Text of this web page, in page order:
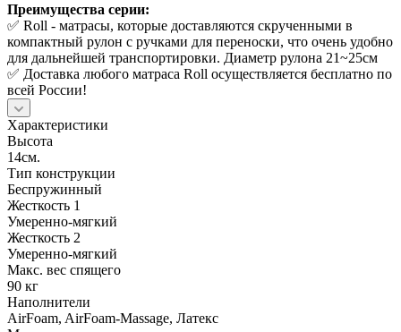
Преимущества серии:
✅ Roll - матрасы, которые доставляются скрученными в
компактный рулон с ручками для переноски, что очень удобно
для дальнейшей транспортировки. Диаметр рулона 21~25см
✅ Доставка любого матраса Roll осуществляется бесплатно по
всей России!
Характеристики
Высота
14см.
Тип конструкции
Беспружинный
Жесткость 1
Умеренно-мягкий
Жесткость 2
Умеренно-мягкий
Макс. вес спящего
90 кг
Наполнители
AirFoam, AirFoam-Massage, Латекс